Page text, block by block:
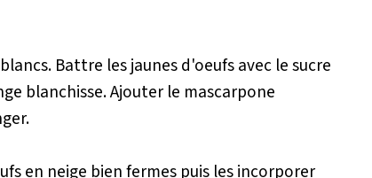
Battre les jaunes d'oeufs avec le sucre
blanchisse. Ajouter le mascarpone
en neige bien fermes puis les incorporer